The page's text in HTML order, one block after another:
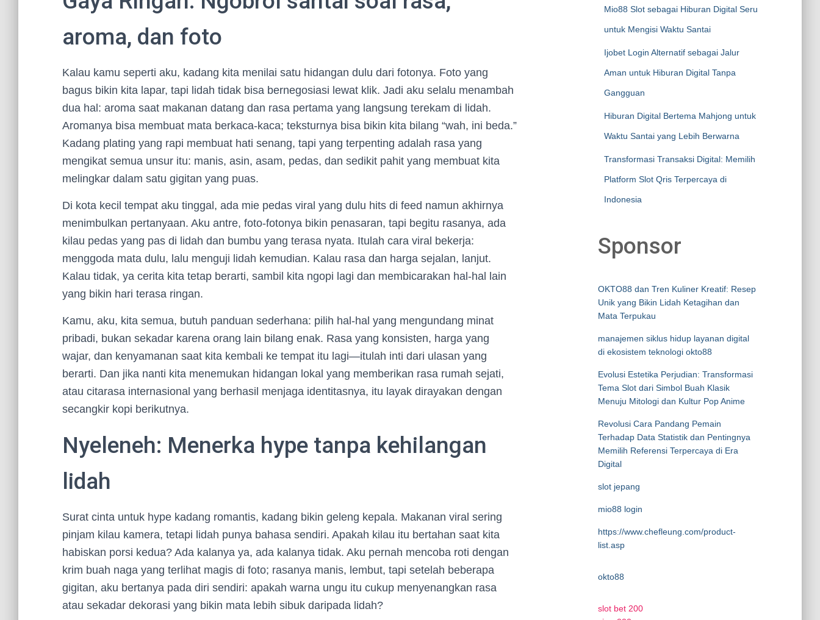
aroma, dan foto
Kalau kamu seperti aku, kadang kita menilai satu hidangan dulu dari fotonya. Foto yang
bagus bikin kita lapar, tapi lidah tidak bisa bernegosiasi lewat klik. Jadi aku selalu menambah
dua hal: aroma saat makanan datang dan rasa pertama yang langsung terekam di lidah.
Aromanya bisa membuat mata berkaca-kaca; teksturnya bisa bikin kita bilang “wah, ini beda.”
Kadang plating yang rapi membuat hati senang, tapi yang terpenting adalah rasa yang
mengikat semua unsur itu: manis, asin, asam, pedas, dan sedikit pahit yang membuat kita
melingkar dalam satu gigitan yang puas.
Di kota kecil tempat aku tinggal, ada mie pedas viral yang dulu hits di feed namun akhirnya
menimbulkan pertanyaan. Aku antre, foto-fotonya bikin penasaran, tapi begitu rasanya, ada
kilau pedas yang pas di lidah dan bumbu yang terasa nyata. Itulah cara viral bekerja:
menggoda mata dulu, lalu menguji lidah kemudian. Kalau rasa dan harga sejalan, lanjut.
Kalau tidak, ya cerita kita tetap berarti, sambil kita ngopi lagi dan membicarakan hal-hal lain
yang bikin hari terasa ringan.
Kamu, aku, kita semua, butuh panduan sederhana: pilih hal-hal yang mengundang minat
pribadi, bukan sekadar karena orang lain bilang enak. Rasa yang konsisten, harga yang
wajar, dan kenyamanan saat kita kembali ke tempat itu lagi—itulah inti dari ulasan yang
berarti. Dan jika nanti kita menemukan hidangan lokal yang memberikan rasa rumah sejati,
atau citarasa internasional yang berhasil menjaga identitasnya, itu layak dirayakan dengan
secangkir kopi berikutnya.
Nyeleneh: Menerka hype tanpa kehilangan
lidah
Surat cinta untuk hype kadang romantis, kadang bikin geleng kepala. Makanan viral sering
pinjam kilau kamera, tetapi lidah punya bahasa sendiri. Apakah kilau itu bertahan saat kita
habiskan porsi kedua? Ada kalanya ya, ada kalanya tidak. Aku pernah mencoba roti dengan
krim buah naga yang terlihat magis di foto; rasanya manis, lembut, tapi setelah beberapa
gigitan, aku bertanya pada diri sendiri: apakah warna ungu itu cukup menyenangkan rasa
atau sekadar dekorasi yang bikin mata lebih sibuk daripada lidah?
Mio88 Slot sebagai Hiburan Digital Seru
untuk Mengisi Waktu Santai
Ijobet Login Alternatif sebagai Jalur
Aman untuk Hiburan Digital Tanpa
Gangguan
Hiburan Digital Bertema Mahjong untuk
Waktu Santai yang Lebih Berwarna
Transformasi Transaksi Digital: Memilih
Platform Slot Qris Terpercaya di
Indonesia
Sponsor
OKTO88 dan Tren Kuliner Kreatif: Resep
Unik yang Bikin Lidah Ketagihan dan
Mata Terpukau
manajemen siklus hidup layanan digital
di ekosistem teknologi okto88
Evolusi Estetika Perjudian: Transformasi
Tema Slot dari Simbol Buah Klasik
Menuju Mitologi dan Kultur Pop Anime
Revolusi Cara Pandang Pemain
Terhadap Data Statistik dan Pentingnya
Memilih Referensi Terpercaya di Era
Digital
slot jepang
mio88 login
https://www.chefleung.com/product-
list.asp
okto88
slot bet 200